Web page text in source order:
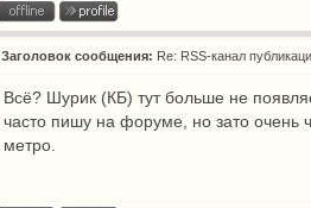
Заголовок сообщения: Re: RSS-канал
Всё? Шурик (КБ) тут больше не
часто пишу на форуме, но зато очень
метро.